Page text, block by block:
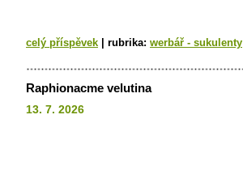
celý příspěvek rubrika: werbář - sukulenty
Raphionacme velutina
13. 7. 2026